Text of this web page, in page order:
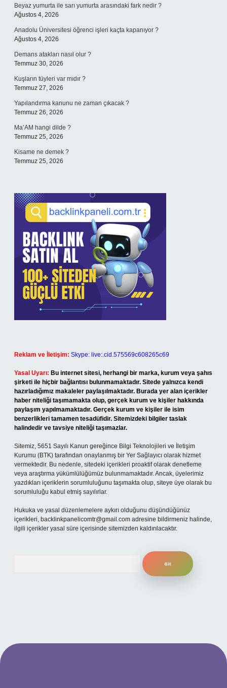
Beyaz yumurta ile sarı yumurta arasındaki fark nedir ?
Ağustos 4, 2026
Anadolu Üniversitesi öğrenci işleri kaçta kapanıyor ?
Ağustos 4, 2026
Demans atakları nasıl olur ?
Temmuz 30, 2026
Kuşların tüyleri var mıdır ?
Temmuz 27, 2026
Yapılandırma kanunu ne zaman çıkacak ?
Temmuz 26, 2026
Ma’AM hangi dilde ?
Temmuz 25, 2026
Kisame ne demek ?
Temmuz 25, 2026
Reklam ve İletişim: Skype: live:.cid.575569c608265c69
Yasal Uyarı: Bu internet sitesi, herhangi bir marka, kurum veya şahıs
şirketi ile hiçbir bağlantısı bulunmamaktadır. Sitede yalnızca kendi
hazırladığımız makaleler paylaşılmaktadır. Burada yer alan içerikler
haber niteliği taşımamakta olup, gerçek kurum ve kişiler hakkında
paylaşım yapılmamaktadır. Gerçek kurum ve kişiler ile isim
benzerlikleri tamamen tesadüfidir. Sitemizdeki bilgiler taslak
halindedir ve tavsiye niteliği taşımazlar.
Sitemiz, 5651 Sayılı Kanun gereğince Bilgi Teknolojileri ve İletişim
Kurumu (BTK) tarafından onaylanmış bir Yer Sağlayıcı olarak hizmet
vermektedir. Bu nedenle, sitedeki içerikleri proaktif olarak denetleme
veya araştırma yükümlülüğümüz bulunmamaktadır. Ancak, üyelerimiz
yazdıkları içeriklerin sorumluluğunu taşımakta olup, siteye üye olarak bu
sorumluluğu kabul etmiş sayılırlar.
Hukuka ve yasal düzenlemelere aykırı olduğunu düşündüğünüz
içerikleri, backlinkpanelicomtr@gmail.com adresine bildirmeniz halinde,
ilgili içerikler yasal süre içerisinde sitemizden kaldırılacaktır.